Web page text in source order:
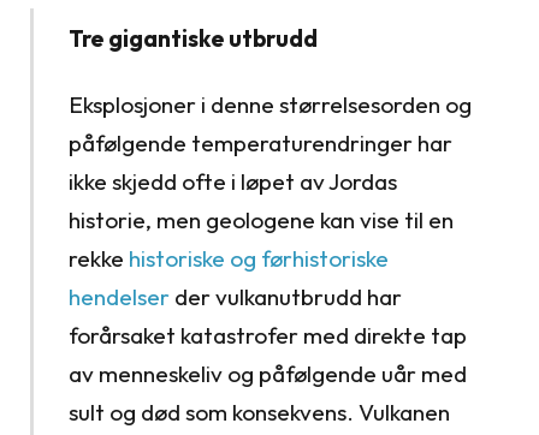
Tre gigantiske utbrudd
Eksplosjoner i denne størrelsesorden og
påfølgende temperaturendringer har
ikke skjedd ofte i løpet av Jordas
historie, men geologene kan vise til en
rekke historiske og førhistoriske
hendelserder vulkanutbrudd har
forårsaket katastrofer med direkte tap
av menneskeliv og påfølgende uår med
sult og død som konsekvens. Vulkanen